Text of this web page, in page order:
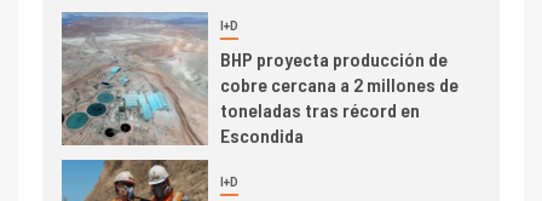
6 I+D
BHP proyecta producción de
cobre cercana a 2 millones de
toneladas tras récord en
Escondida
I+D